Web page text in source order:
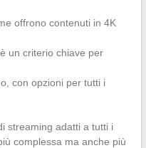
offrono contenuti in 4K
un criterio chiave per
con opzioni per tutti i
streaming adatti a tutti i
complessa ma anche più